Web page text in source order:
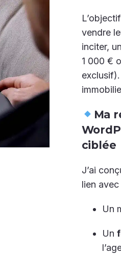
vendre
inciter,
1 000 €
Ma
ciblée
J’ai
lien
Un
Un